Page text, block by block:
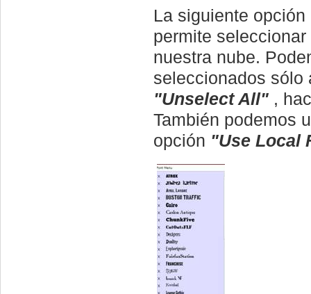
La siguiente
permite
nuestra nube.
seleccionados
"Unselect All" ,
También podemos
opción "Use Local